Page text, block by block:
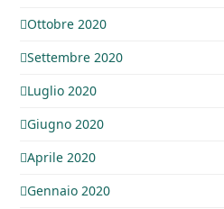
Ottobre 2020
Settembre 2020
Luglio 2020
Giugno 2020
Aprile 2020
Gennaio 2020